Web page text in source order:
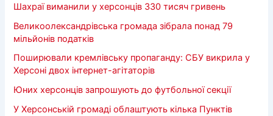
Шахраї виманили у херсонців 330 тисяч гривень
Великоолександрівська громада зібрала понад 79
мільйонів податків
Поширювали кремлівську пропаганду: СБУ викрила у
Херсоні двох інтернет-агітаторів
Юних херсонців запрошують до футбольної секції
У Херсонській громаді облаштують кілька Пунктів